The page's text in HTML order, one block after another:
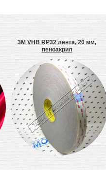
3M VHB RP32 лента, 20 мм,
пеноакрил